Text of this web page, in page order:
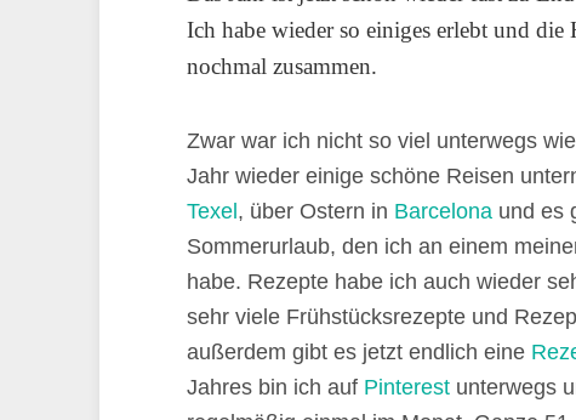
Ich habe wieder so einiges erlebt und
nochmal zusammen.
Zwar war ich nicht so viel unterwegs
Jahr wieder einige schöne Reisen
Texel , über Ostern in Barcelona und es
Sommerurlaub, den ich an einem
habe. Rezepte habe ich auch wieder
sehr viele Frühstücksrezepte und
außerdem gibt es jetzt endlich eine
Jahres bin ich auf Pinterest unterwegs